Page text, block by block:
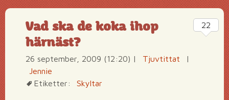
Vad ska de koka ihop
härnäst?
26 september, 2009 (12:20) | Tjuvtittat
|
Jennie
Etiketter:
Skyltar
22